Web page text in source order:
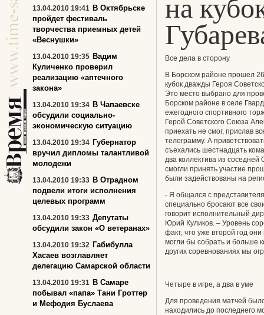
на
Все дела в сторону
В Борском районе прошел
кубок дважды Героя
Это место выбрано для
Борском районе в селе
ежегодного спортивного
Герой Советского Союза
приехать не смог, прислав
телеграмму. А
съехались шестнадцать
два коллектива из
смогли принять участие
были задействованы на
- Я общался с
специально бросают все
говорит исполнительный
Юрий Куликов. – Уровень
факт, что уже второй год
могли бы собрать и больше
других соревнованиях мы
Четыре в игре, а два в уме
Для проведения матчей
находились до последнего
13.04.2010 19:41 В Октябрьске
пройдет фестиваль
творчества приемных детей
«Веснушки»
13.04.2010 19:35 Вадим
Куличенко проверил
реализацию «аптечного
закона»
13.04.2010 19:34 В Чапаевске
обсудили социально-
экономическую ситуацию
13.04.2010 19:34 Губернатор
вручил дипломы талантливой
молодежи
13.04.2010 19:33 В Отрадном
подвели итоги исполнения
целевых программ
13.04.2010 19:33 Депутаты
обсудили закон «О ветеранах»
13.04.2010 19:32 Габибулла
Хасаев возглавляет
делегацию Самарской области
13.04.2010 19:31 В Самаре
побывал «папа» Тани Гроттер
и Мефодия Буслаева